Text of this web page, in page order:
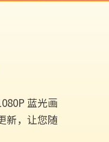
蓝光画
新，让您随